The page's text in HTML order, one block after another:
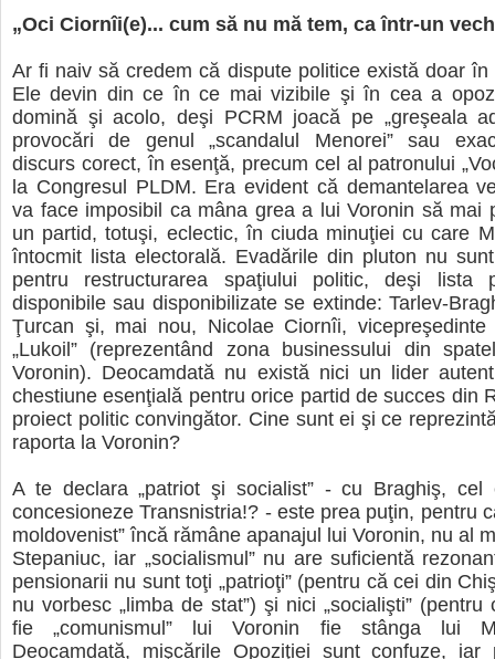
„Oci Ciornîi(e)... cum să nu mă tem, ca într-un
Ar fi naiv să credem că dispute politice există doar în
Ele devin din ce în ce mai vizibile şi în cea a
domină şi acolo, deşi PCRM joacă pe „greşeala
provocări de genul „scandalul Menorei” sau
discurs corect, în esenţă, precum cel al patronului
la Congresul PLDM. Era evident că demantelarea
va face imposibil ca mâna grea a lui Voronin să mai
un partid, totuşi, eclectic, în ciuda minuţiei cu care
întocmit lista electorală. Evadările din pluton nu
pentru restructurarea spaţiului politic, deşi lista
disponibile sau disponibilizate se extinde: Tarlev-
Ţurcan şi, mai nou, Nicolae Ciornîi, vicepreşedinte
„Lukoil” (reprezentând zona businessului din
Voronin). Deocamdată nu există nici un lider
chestiune esenţială pentru orice partid de succes din
proiect politic convingător. Cine sunt ei şi ce
raporta la Voronin?
A te declara „patriot şi socialist” - cu Braghiş, cel
concesioneze Transnistria!? - este prea puţin, pentru
moldovenist” încă rămâne apanajul lui Voronin, nu al
Stepaniuc, iar „socialismul” nu are suficientă
pensionarii nu sunt toţi „patrioţi” (pentru că cei din
nu vorbesc „limba de stat”) şi nici „socialişti” (pentru
fie „comunismul” lui Voronin fie stânga lui
Deocamdată, mişcările Opoziţiei sunt confuze, iar